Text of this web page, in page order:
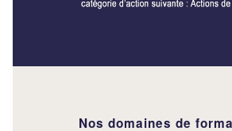
Nos domaines de